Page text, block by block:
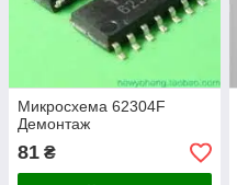
Микросхема 62304F
Демонтаж
81 ₴